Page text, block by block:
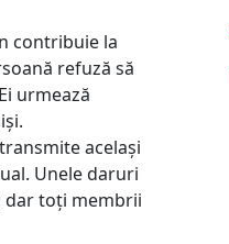
contribuie la
refuză să
urmează
același
Unele daruri
dar toți membrii